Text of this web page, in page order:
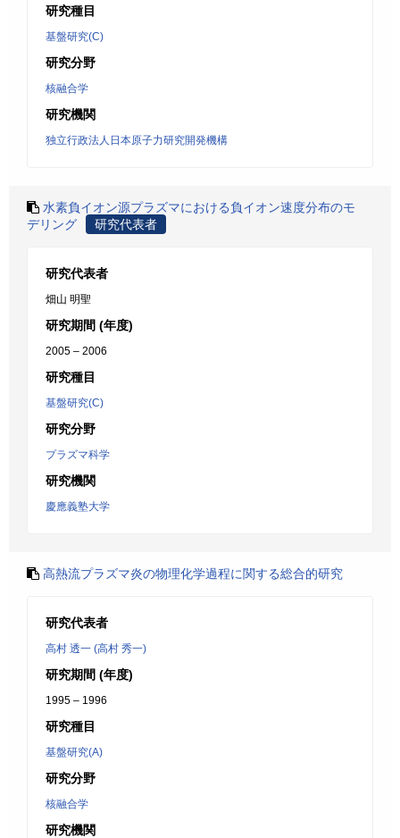
研究種目
基盤研究(C)
研究分野
核融合学
研究機関
独立行政法人日本原子力研究開発機構
水素負イオン源プラズマにおける負イオン速度分布のモ
デリング
研究代表者
研究代表者
畑山 明聖
研究期間 (年度)
2005 – 2006
研究種目
基盤研究(C)
研究分野
プラズマ科学
研究機関
慶應義塾大学
高熱流プラズマ炎の物理化学過程に関する総合的研究
研究代表者
高村 透一 (高村 秀一)
研究期間 (年度)
1995 – 1996
研究種目
基盤研究(A)
研究分野
核融合学
研究機関